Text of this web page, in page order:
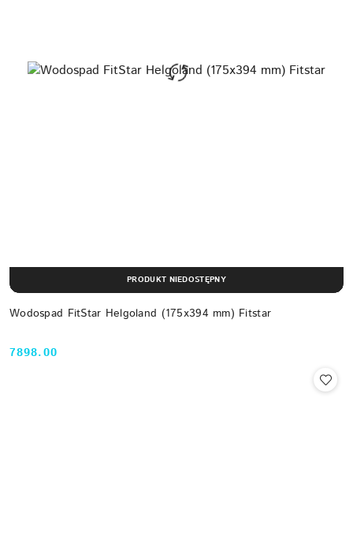
Wodospad FitStar Helgoland (175x394 mm) Fitstar
Cena:
7898.00
PRODUKT NIEDOSTĘPNY